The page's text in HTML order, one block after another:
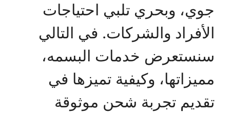
جوي، وبحري تلبي احتياجات
الأفراد والشركات. في التالي
سنستعرض خدمات البسمه،
مميزاتها، وكيفية تميزها في
تقديم تجربة شحن موثوقة